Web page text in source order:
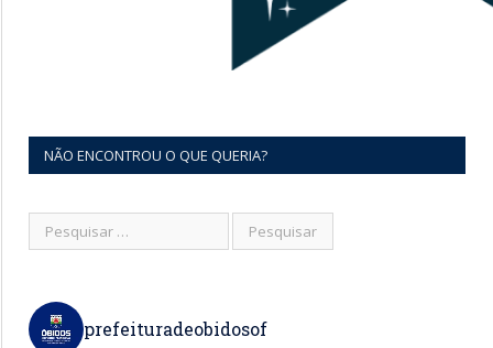
NÃO ENCONTROU O QUE QUERIA?
prefeituradeobidosof